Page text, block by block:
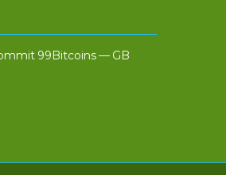
99Bitcoins — GB